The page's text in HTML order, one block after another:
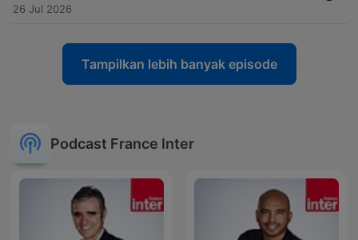
26 Jul 2026
Tampilkan lebih banyak episode
Podcast France Inter